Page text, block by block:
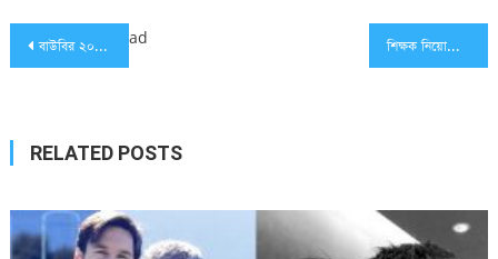
Post
বাউবির ২০১৯ সালের এসএসসিতে ৪৮ শতাংশ পাস শিক্ষক নিয়োগের প্রশ্নপত্র কেনা-বেচার সময় আটক ৬
ad
RELATED POSTS